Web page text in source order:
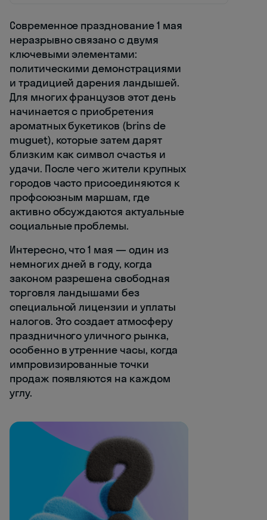
Современное празднование 1 мая
неразрывно связано с двумя
ключевыми элементами:
политическими демонстрациями
и традицией дарения ландышей.
Для многих французов этот день
начинается с приобретения
ароматных букетиков (brins de
muguet), которые затем дарят
близким как символ счастья и
удачи. После чего жители крупных
городов часто присоединяются к
профсоюзным маршам, где
активно обсуждаются актуальные
социальные проблемы.
Интересно, что 1 мая — один из
немногих дней в году, когда
законом разрешена свободная
торговля ландышами без
специальной лицензии и уплаты
налогов. Это создает атмосферу
праздничного уличного рынка,
особенно в утренние часы, когда
импровизированные точки
продаж появляются на каждом
углу.